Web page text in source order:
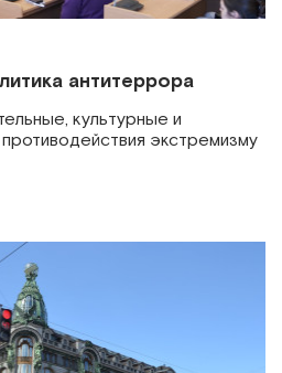
антитеррора
культурные и
экстремизму